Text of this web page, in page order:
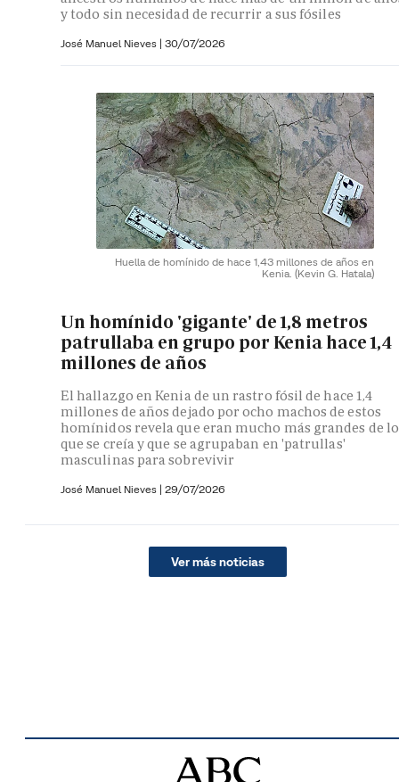
y todo sin necesidad de recurrir a sus fósiles
José Manuel Nieves | 30/07/2026
Huella de homínido de hace 1,43 millones de años en
Kenia. (Kevin G. Hatala)
Un homínido 'gigante' de 1,8 metros
patrullaba en grupo por Kenia hace 1,4
millones de años
El hallazgo en Kenia de un rastro fósil de hace 1,4
millones de años dejado por ocho machos de estos
homínidos revela que eran mucho más grandes de lo
que se creía y que se agrupaban en 'patrullas'
masculinas para sobrevivir
José Manuel Nieves | 29/07/2026
Ver más noticias